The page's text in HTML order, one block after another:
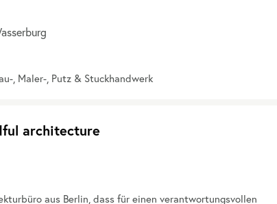
, Maler-, Putz & Stuckhandwerk
architecture
aus Berlin, dass für einen verantwortungsvollen